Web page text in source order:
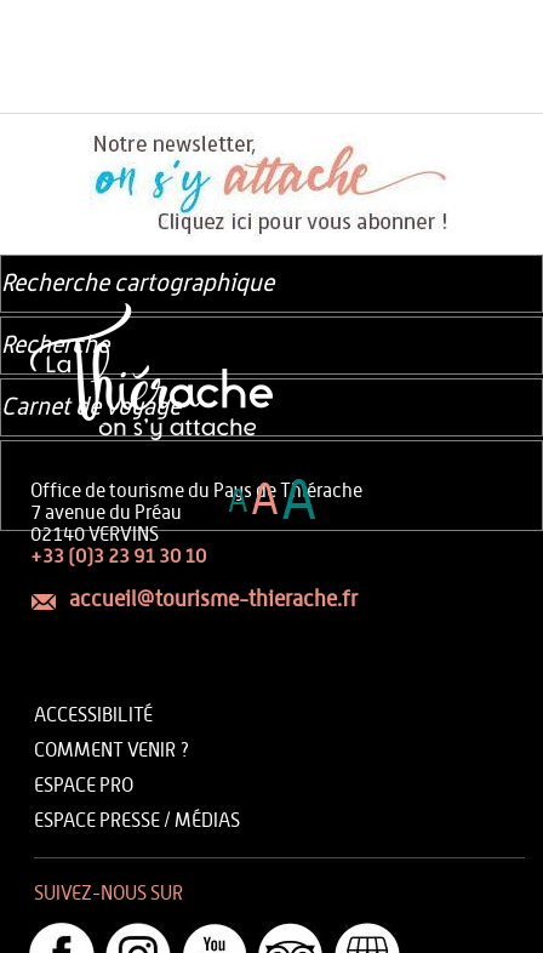
Office de tourisme du Pays de Thiérache
7 avenue du Préau
02140 VERVINS
+33 (0)3 23 91 30 10
accueil@tourisme-thierache.fr
ACCESSIBILITÉ
COMMENT VENIR ?
ESPACE PRO
ESPACE PRESSE / MÉDIAS
SUIVEZ-NOUS SUR
Recherche cartographique
Recherche
Carnet de voyage
AAA